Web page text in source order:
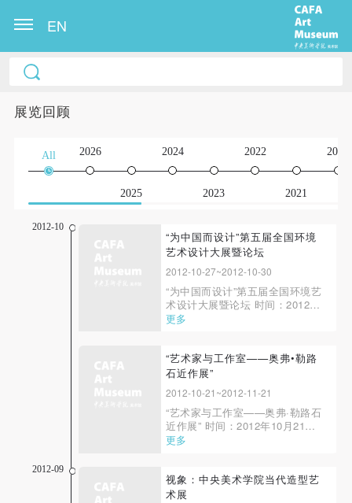
EN
展览回顾
All 2026
2025
2024
2023
2022
2021
2020
2012-10
“为中国而设计”第五届全国环境
艺术设计大展暨论坛
2012-10-27~2012-10-30
“为中国而设计”第五届全国环境艺
术设计大展暨论坛 时间：2012年
10月27日至30日 地点：中央美术
协会 承办单位：中央美术学院城
市设计学院 中央美术学院美术馆
大展...
更多
“艺术家与工作室——奥弗•勒路
石近作展”
2012-10-21~2012-11-21
“艺术家与工作室——奥弗·勒路石
近作展” 时间：2012年10月21
日-11月21日 地点：中央美术学院
美术学院美术馆 以色列驻华大使
馆 以色列诺嘉艺术集团 赞助：
更多
2012-09
视象：中央美术学院当代造型艺
术展